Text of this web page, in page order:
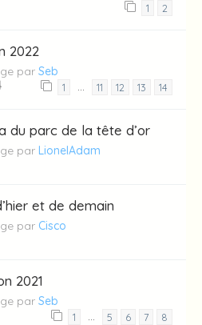
1 2
2022
par Seb
1 … 11 12 13 14
du parc de la tête d’or
par LionelAdam
et de demain
par Cisco
2021
par Seb
1 … 5 6 7 8